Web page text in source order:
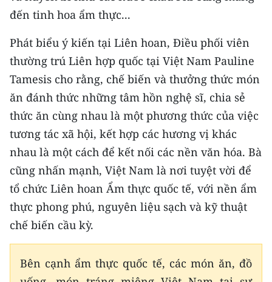
NHÂN DÂN CUỐI TUẦN
NHÂN DÂN HẰNG THÁNG
MUA BÁO
ĐỌC BÁO IN
ENGLISH
中文
FRANÇAIS
РУССКИЙ
đến tinh hoa ẩm thực...
Phát biểu ý kiến tại Liên hoan, Ðiều phối viên
thường trú Liên hợp quốc tại Việt Nam Pauline
Tamesis cho rằng, chế biến và thưởng thức món
ăn đánh thức những tâm hồn nghệ sĩ, chia sẻ
thức ăn cùng nhau là một phương thức của việc
tương tác xã hội, kết hợp các hương vị khác
nhau là một cách để kết nối các nền văn hóa. Bà
cũng nhấn mạnh, Việt Nam là nơi tuyệt vời để
tổ chức Liên hoan Ẩm thực quốc tế, với nền ẩm
thực phong phú, nguyên liệu sạch và kỹ thuật
chế biến cầu kỳ.
Bên cạnh ẩm thực quốc tế, các món ăn, đồ